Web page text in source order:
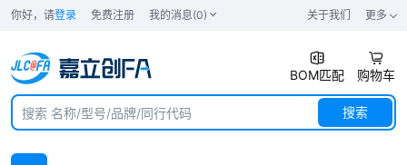
你好，请登录 免费注册 我的消息(0) 关于我们 更多
BOM匹配 购物车
搜索